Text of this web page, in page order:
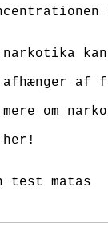
af
om
test matas